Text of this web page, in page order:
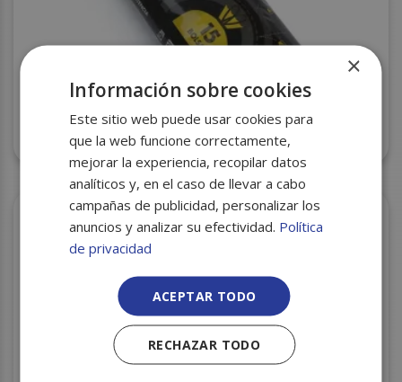
B.B. AUTOCIERRE 55X60 VERDE 15U C/28 REP.
INSECTOS
×
Información sobre cookies
Este sitio web puede usar cookies para
que la web funcione correctamente,
mejorar la experiencia, recopilar datos
analíticos y, en el caso de llevar a cabo
campañas de publicidad, personalizar los
anuncios y analizar su efectividad. Política
de privacidad
ACEPTAR TODO
RECHAZAR TODO